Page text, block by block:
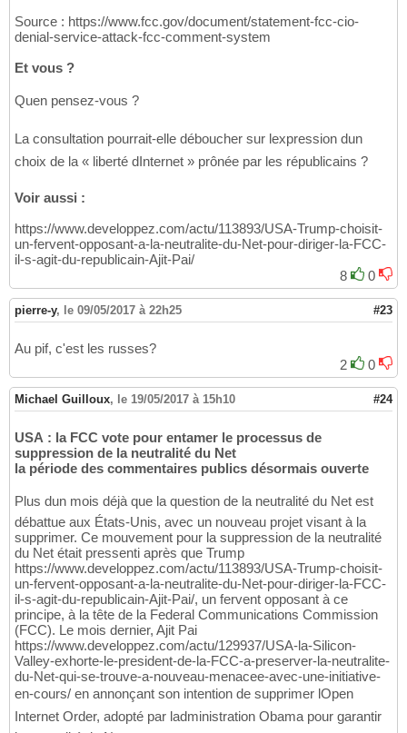
Source : https://www.fcc.gov/document/statement-fcc-cio-
denial-service-attack-fcc-comment-system
Et vous ?
Quen pensez-vous ?
La consultation pourrait-elle déboucher sur lexpression dun
choix de la « liberté dInternet » prônée par les républicains ?
Voir aussi :
https://www.developpez.com/actu/113893/USA-Trump-choisit-
un-fervent-opposant-a-la-neutralite-du-Net-pour-diriger-la-FCC-
il-s-agit-du-republicain-Ajit-Pai/
8
0
pierre-y, le 09/05/2017 à 22h25 #23
Au pif, c'est les russes?
2
0
Michael Guilloux, le 19/05/2017 à 15h10 #24
USA : la FCC vote pour entamer le processus de
suppression de la neutralité du Net
la période des commentaires publics désormais ouverte
Plus dun mois déjà que la question de la neutralité du Net est
débattue aux États-Unis, avec un nouveau projet visant à la
supprimer. Ce mouvement pour la suppression de la neutralité
du Net était pressenti après que Trump
https://www.developpez.com/actu/113893/USA-Trump-choisit-
un-fervent-opposant-a-la-neutralite-du-Net-pour-diriger-la-FCC-
il-s-agit-du-republicain-Ajit-Pai/, un fervent opposant à ce
principe, à la tête de la Federal Communications Commission
(FCC). Le mois dernier, Ajit Pai
https://www.developpez.com/actu/129937/USA-la-Silicon-
Valley-exhorte-le-president-de-la-FCC-a-preserver-la-neutralite-
du-Net-qui-se-trouve-a-nouveau-menacee-avec-une-initiative-
en-cours/ en annonçant son intention de supprimer lOpen
Internet Order, adopté par ladministration Obama pour garantir